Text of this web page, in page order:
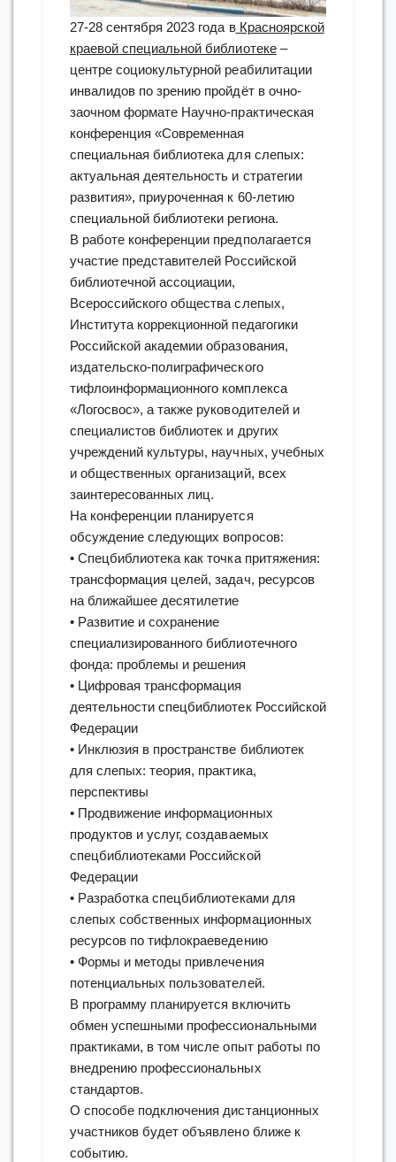
27-28 сентября 2023 года вКрасноярской
краевой специальной библиотеке–
центре социокультурной реабилитации
инвалидов по зрению пройдёт в очно-
заочном формате Научно-практическая
конференция «Современная
специальная библиотека для слепых:
актуальная деятельность и стратегии
развития», приуроченная к 60-летию
специальной библиотеки региона.
В работе конференции предполагается
участие представителей Российской
библиотечной ассоциации,
Всероссийского общества слепых,
Института коррекционной педагогики
Российской академии образования,
издательско-полиграфического
тифлоинформационного комплекса
«Логосвос», а также руководителей и
специалистов библиотек и других
учреждений культуры, научных, учебных
и общественных организаций, всех
заинтересованных лиц.
На конференции планируется
обсуждение следующих вопросов:
• Спецбиблиотека как точка притяжения:
трансформация целей, задач, ресурсов
на ближайшее десятилетие
• Развитие и сохранение
специализированного библиотечного
фонда: проблемы и решения
• Цифровая трансформация
деятельности спецбиблиотек Российской
Федерации
• Инклюзия в пространстве библиотек
для слепых: теория, практика,
перспективы
• Продвижение информационных
продуктов и услуг, создаваемых
спецбиблиотеками Российской
Федерации
• Разработка спецбиблиотеками для
слепых собственных информационных
ресурсов по тифлокраеведению
• Формы и методы привлечения
потенциальных пользователей.
В программу планируется включить
обмен успешными профессиональными
практиками, в том числе опыт работы по
внедрению профессиональных
стандартов.
О способе подключения дистанционных
участников будет объявлено ближе к
событию.